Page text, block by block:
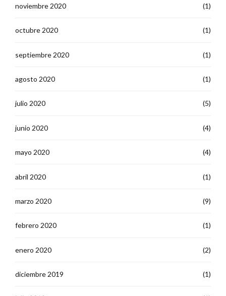
noviembre 2020 (1)
octubre 2020 (1)
septiembre 2020 (1)
agosto 2020 (1)
julio 2020 (5)
junio 2020 (4)
mayo 2020 (4)
abril 2020 (1)
marzo 2020 (9)
febrero 2020 (1)
enero 2020 (2)
diciembre 2019 (1)